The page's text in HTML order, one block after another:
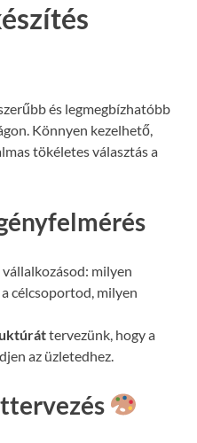
és legmegbízhatóbb
Könnyen kezelhető,
tökéletes választás a
milyen
célcsoportod, milyen
tervezünk, hogy a
az üzletedhez.